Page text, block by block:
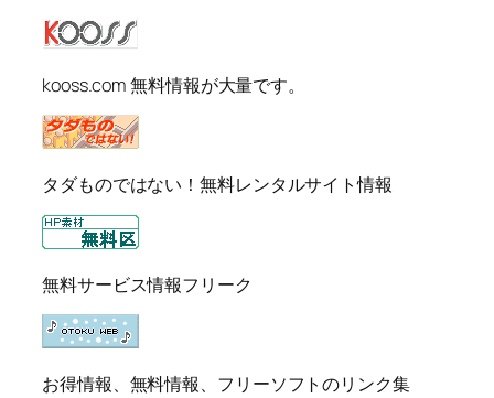
kooss.com 無料情報が大量です。
タダものではない！無料レンタルサイト情報
無料サービス情報フリーク
お得情報、無料情報、フリーソフトのリンク集